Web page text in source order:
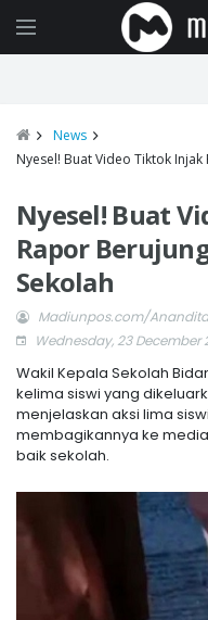
News
Nyesel! Buat Video Tiktok
Nyesel! Buat
Rapor
Sekolah
Madiunpos.com/
Wednesday, 23 December
Wakil Kepala Sekolah
kelima siswi yang
menjelaskan aksi lima
membagikannya ke
baik sekolah.